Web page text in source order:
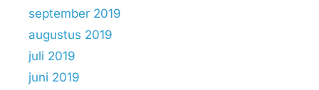
september 2019
augustus 2019
juli 2019
juni 2019